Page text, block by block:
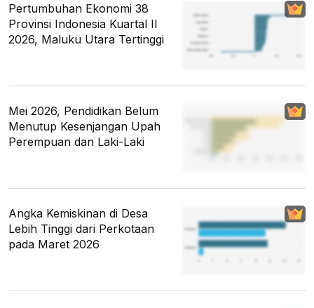
Pertumbuhan Ekonomi 38
Provinsi Indonesia Kuartal II
2026, Maluku Utara Tertinggi
Mei 2026, Pendidikan Belum
Menutup Kesenjangan Upah
Perempuan dan Laki-Laki
Angka Kemiskinan di Desa
Lebih Tinggi dari Perkotaan
pada Maret 2026